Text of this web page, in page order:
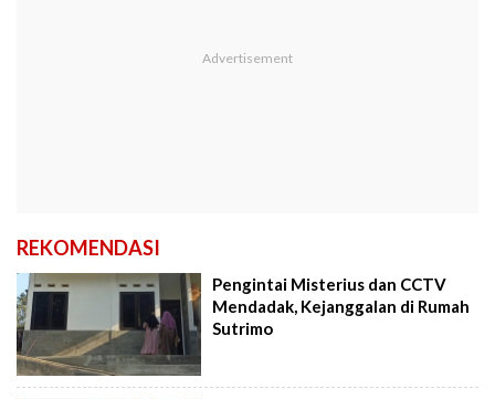
REKOMENDASI
Pengintai Misterius dan CCTV
Mendadak, Kejanggalan di Rumah
Sutrimo